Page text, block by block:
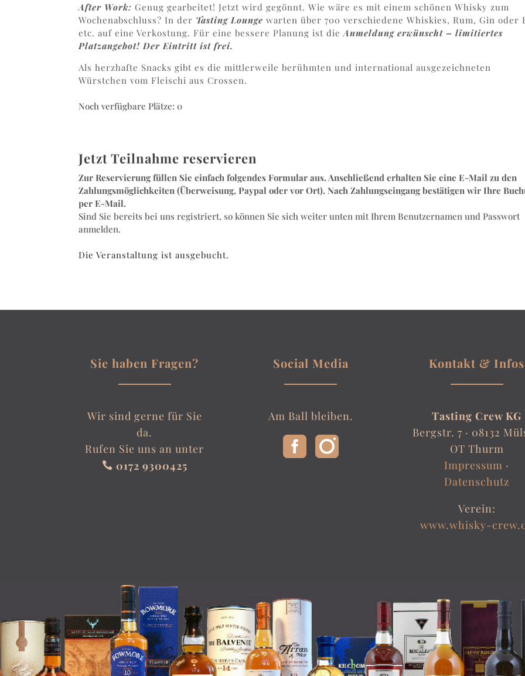
After Work:Genug gearbeitet! Jetzt wird gegönnt. Wie wäre es mit einem schönen Whisky zum
Wochenabschluss? In der Tasting Lounge warten über 700 verschiedene Whiskies, Rum, Gin oder
etc. auf eine Verkostung. Für eine bessere Planung ist dieAnmeldung erwünscht – limitiertes
Platzangebot! Der Eintritt ist frei.
Als herzhafte Snacks gibt es die mittlerweile berühmten und international ausgezeichneten
Würstchen vom Fleischi aus Crossen.
Noch verfügbare Plätze: 0
Jetzt Teilnahme reservieren
Zur Reservierung füllen Sie einfach folgendes Formular aus. Anschließend erhalten Sie eine E-Mail zu den
Zahlungsmöglichkeiten (Überweisung, Paypal oder vor Ort). Nach Zahlungseingang bestätigen wir Ihre
per E-Mail.
Sind Sie bereits bei uns registriert, so können Sie sich weiter unten mit Ihrem Benutzernamen und Passwort
anmelden.
Die Veranstaltung ist ausgebucht.
Sie haben Fragen?
Wir sind gerne für Sie
da.
Rufen Sie uns an unter
 0172 9300425
Social Media
Am Ball bleiben.
Kontakt & Infos
Tasting Crew KG
Bergstr. 7 · 08132
OT Thurm
Impressum ·
Datenschutz
Verein:
www.whisky-